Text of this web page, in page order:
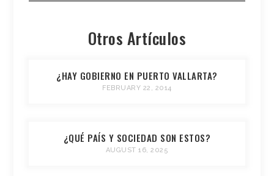
Otros Artículos
¿HAY GOBIERNO EN PUERTO VALLARTA?
FEBRUARY 22, 2014
¿QUÉ PAÍS Y SOCIEDAD SON ESTOS?
AUGUST 16, 2025